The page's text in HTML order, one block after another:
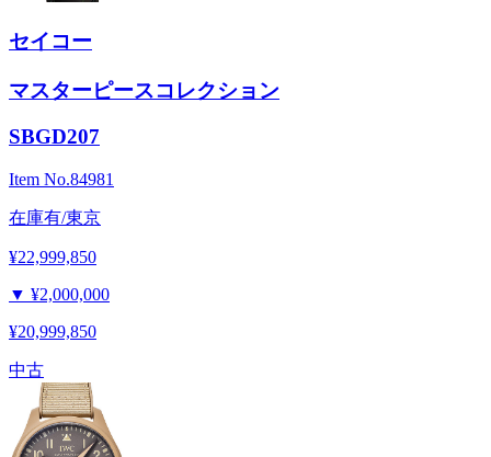
セイコー
マスターピースコレクション
SBGD207
Item No.84981
在庫有/東京
¥22,999,850
▼ ¥2,000,000
¥20,999,850
中古